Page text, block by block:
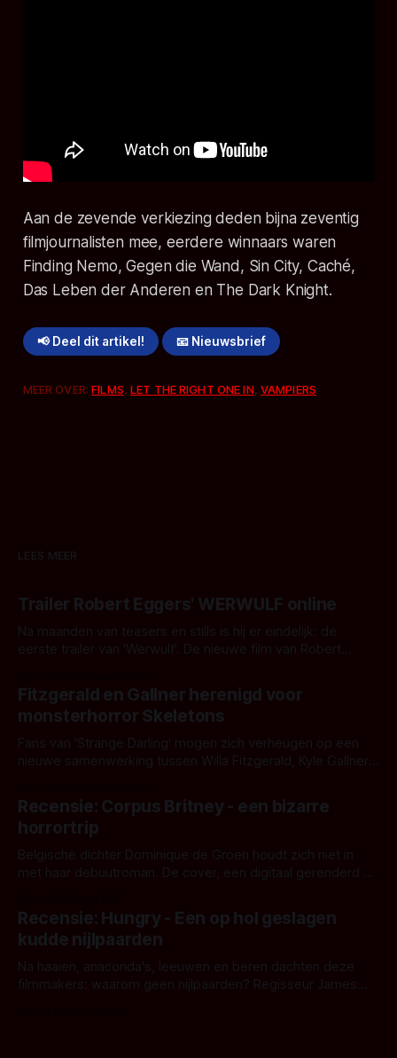
Aan de zevende verkiezing deden bijna zeventig
filmjournalisten mee, eerdere winnaars waren
Finding Nemo, Gegen die Wand, Sin City, Caché,
Das Leben der Anderen en The Dark Knight.
📢 Deel dit artikel! 📧 Nieuwsbrief
MEER OVER:FILMS,LET THE RIGHT ONE IN, VAMPIERS
LEES MEER
Trailer Robert Eggers' WERWULF online
Na maanden van teasers en stills is hij er eindelijk: de
eerste trailer van 'Werwulf'. De nieuwe film van Robert
kille stijl vol folklore en mythe. Het topic deze keer is (kon
het het al raden?)... de weerwolf. Kijk je mee?
Fitzgerald en Gallner herenigd voor
monsterhorror Skeletons
Fans van 'Strange Darling' mogen zich verheugen op een
nieuwe samenwerking tussen Willa Fitzgerald, Kyle Gallner
'Skeletons', een nieuwe creature feature waarvoor de
opnames zijn gestart in Australië.
Recensie: Corpus Britney - een bizarre
horrortrip
Belgische dichter Dominique de Groen houdt zich niet in
met haar debuutroman. De cover, een digitaal gerenderd en
achtergrond, belooft iets kleurrijks maar onheilspellends,
iets ongrijpbaars. En dat maakt De Groen met ieder woord
waar.
Recensie: Hungry - Een op hol geslagen
kudde nijlpaarden
Na haaien, anaconda's, leeuwen en beren dachten deze
filmmakers: waarom geen nijlpaarden? Regisseur James